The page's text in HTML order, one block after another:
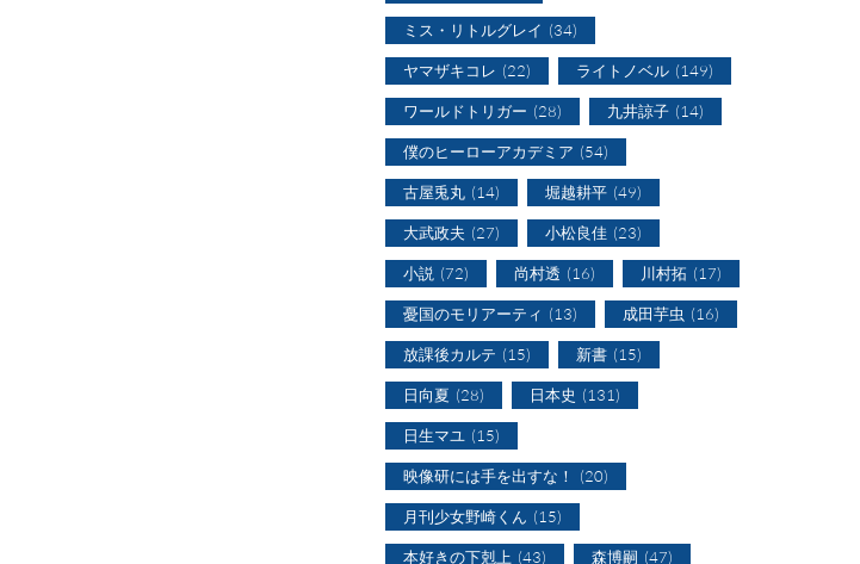
ミス・リトルグレイ (34)
ヤマザキコレ (22) ライトノベル (149)
ワールドトリガー (28) 九井諒子 (14)
僕のヒーローアカデミア (54)
古屋兎丸 (14) 堀越耕平 (49)
大武政夫 (27) 小松良佳 (23)
小説 (72) 尚村透 (16) 川村拓 (17)
憂国のモリアーティ (13) 成田芋虫 (16)
放課後カルテ (15) 新書 (15)
日向夏 (28) 日本史 (131)
日生マユ (15)
映像研には手を出すな！ (20)
月刊少女野崎くん (15)
本好きの下剋上 (43) 森博嗣 (47)